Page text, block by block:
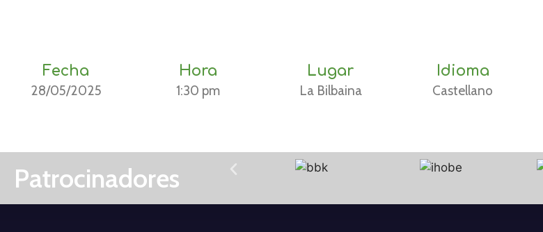
Fecha
28/05/2025
Hora
1:30 pm
Lugar
La Bilbaina
Idioma
Castellano
Patrocinadores